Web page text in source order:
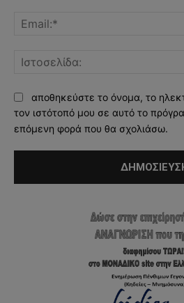
αποθηκεύστε το όνομα, το
τον ιστότοπό μου σε αυτό το
επόμενη φορά που θα σχολιάσω.